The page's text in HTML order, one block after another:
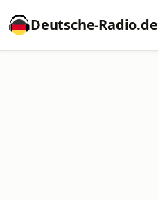
Deutsche-Radio.de